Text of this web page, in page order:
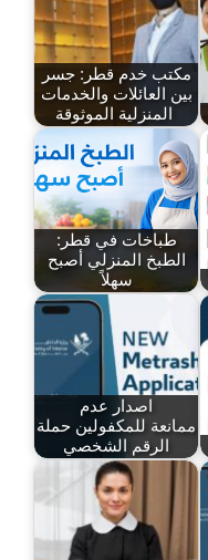
مكتب خدم قطر: جسر
بين العائلات والخدمات
طباخات في قطر:
الطبخ المنزلي أصبح
سهلاً
اصدار عدم
ممانعة للمكفولين حملة
الرقم الشخصي